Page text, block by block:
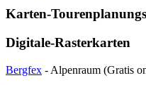
Karten-
Digitale-Rasterkarten
Bergfex - Alpenraum (Gratis